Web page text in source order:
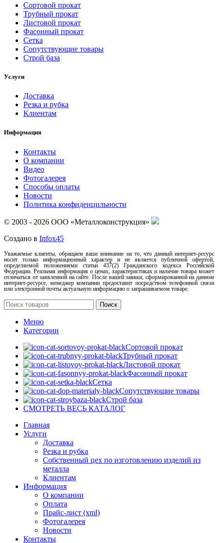
Сортовой прокат
Трубный прокат
Листовой прокат
Фасонный прокат
Сетка
Сопутствующие товары
Строй база
Услуги
Доставка
Резка и рубка
Клиентам
Информация
Контакты
О компании
Видео
Фотогалерея
Способы оплаты
Новости
Политика конфиденцильности
© 2003 - 2026 ООО «Металлоконструкция»
Создано в Infox45
Уважаемые клиенты, обращаем ваше внимание на то, что данный интернет-ресурс
носит только информационный характер и не является публичной офертой,
определяемой положениями статьи 437(2) Гражданского кодекса Российской
Федерации. Реальная информация о ценах, характеристиках и наличие товара может
отличаться от заявленной на сайте. После вашей заявки, сформированной на данном
интернет-ресурсе, менеджер компании предоставит посредством телефонной связи
или электронной почты актуальную информацию о запрашиваемом товаре.
Поиск
Меню
Категории
Сортовой прокат
Трубный прокат
Листовой прокат
Фасонный прокат
Сетка
Сопутствующие товары
Строй база
СМОТРЕТЬ ВЕСЬ КАТАЛОГ
Главная
Услуги
Доставка
Резка и рубка
Собственный цех по изготовлению изделий из
металла
Клиентам
Информация
О компании
Оплата
Прайс-лист (xml)
Фотогалерея
Новости
Контакты